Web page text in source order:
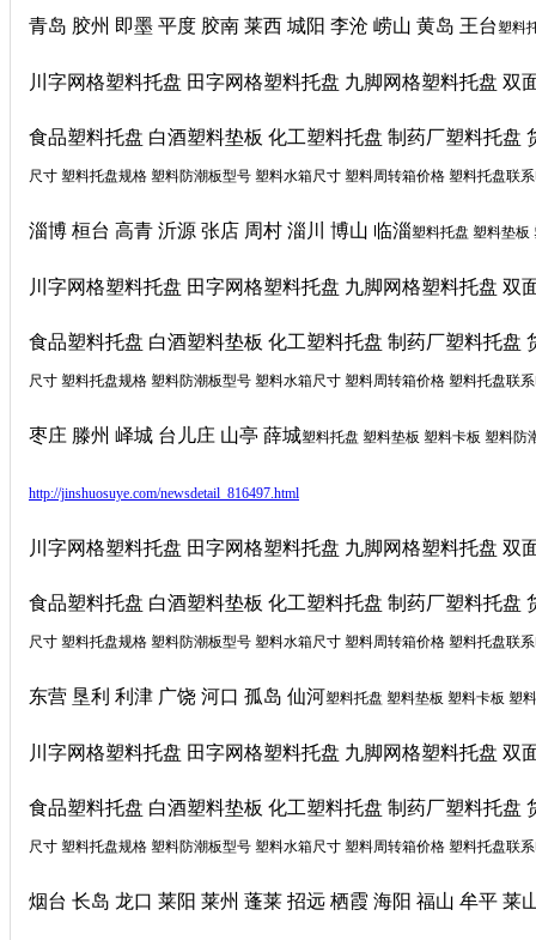
青岛 胶州 即墨 平度 胶南 莱西 城阳 李沧 崂山 黄岛 王台塑料
川字网格塑料托盘 田字网格塑料托盘 九脚网格塑料托盘
食品塑料托盘 白酒塑料垫板 化工塑料托盘 制药厂塑料托
尺寸 塑料托盘规格 塑料防潮板型号 塑料水箱尺寸 塑料周转箱价格 塑料托盘联
淄博 桓台 高青 沂源 张店 周村 淄川 博山 临淄塑料托盘 塑料垫板
川字网格塑料托盘 田字网格塑料托盘 九脚网格塑料托盘
食品塑料托盘 白酒塑料垫板 化工塑料托盘 制药厂塑料托
尺寸 塑料托盘规格 塑料防潮板型号 塑料水箱尺寸 塑料周转箱价格 塑料托盘联
枣庄 滕州 峄城 台儿庄 山亭 薛城塑料托盘 塑料垫板 塑料卡板 塑料
http://jinshuosuye.com/newsdetail_816497.html
川字网格塑料托盘 田字网格塑料托盘 九脚网格塑料托盘
食品塑料托盘 白酒塑料垫板 化工塑料托盘 制药厂塑料托
尺寸 塑料托盘规格 塑料防潮板型号 塑料水箱尺寸 塑料周转箱价格 塑料托盘联
东营 垦利 利津 广饶 河口 孤岛 仙河塑料托盘 塑料垫板 塑料卡板 塑
川字网格塑料托盘 田字网格塑料托盘 九脚网格塑料托盘
食品塑料托盘 白酒塑料垫板 化工塑料托盘 制药厂塑料托
尺寸 塑料托盘规格 塑料防潮板型号 塑料水箱尺寸 塑料周转箱价格 塑料托盘联
烟台 长岛 龙口 莱阳 莱州 蓬莱 招远 栖霞 海阳 福山 牟平 莱